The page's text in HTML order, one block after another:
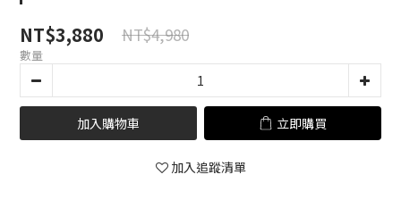
NT$3,880 NT$4,980
數量
加入購物車 立即購買
加入追蹤清單